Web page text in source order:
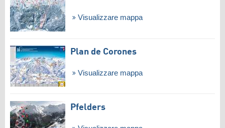
Visualizzare mappa
Plan de Corones
Visualizzare mappa
Pfelders